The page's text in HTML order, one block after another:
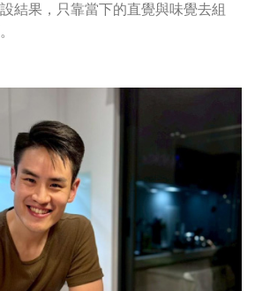
結果，只靠當下的直覺與味覺去組